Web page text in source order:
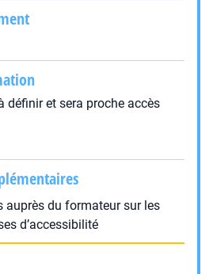
définir et sera proche accès
auprès du formateur sur les
d’accessibilité